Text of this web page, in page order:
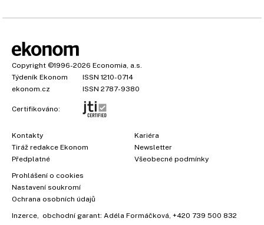
Copyright ©1996-2026 Economia, a.s.
Týdeník Ekonom
ISSN 1210-0714
ekonom.cz
ISSN 2787-9380
Certifikováno:
Kontakty
Tiráž redakce Ekonom
Předplatné
Kariéra
Newsletter
Všeobecné podmínky
Prohlášení o cookies
Nastavení soukromí
Ochrana osobních údajů
Inzerce, obchodní garant: Adéla Formáčková, +420 739 500 832
39 kč za měsíc!